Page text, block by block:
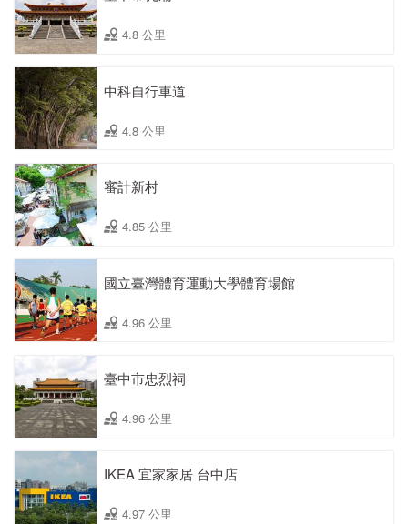
4.8 公里
中科自行車道
4.8 公里
審計新村
4.85 公里
國立臺灣體育運動大學體育場館
4.96 公里
臺中市忠烈祠
4.96 公里
IKEA 宜家家居 台中店
4.97 公里